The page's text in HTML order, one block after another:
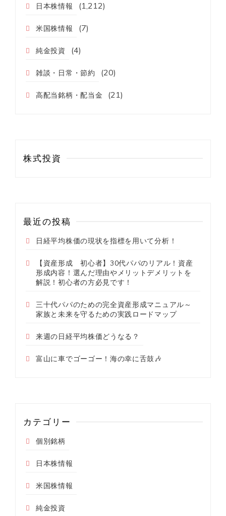
ョ
ン
日本株情報 (1,212)
米国株情報 (7)
純金投資 (4)
雑談・日常・節約 (20)
高配当銘柄・配当金 (21)
株式投資
最近の投稿
日経平均株価の現状を指標を用いて分析！
【資産形成 初心者】30代パパのリアル！資産
形成内容！選んだ理由やメリットデメリットを
解説！初心者の方必見です！
三十代パパのための完全資産形成マニュアル～
家族と未来を守るための実践ロードマップ
来週の日経平均株価どうなる？
富山に車でゴーゴー！海の幸に舌鼓🎶
カテゴリー
個別銘柄
日本株情報
米国株情報
純金投資